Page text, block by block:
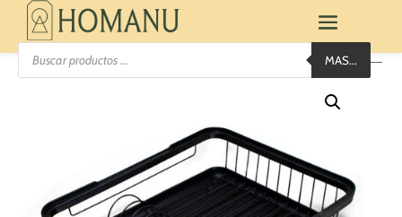
Búsqueda
productos
MAS...